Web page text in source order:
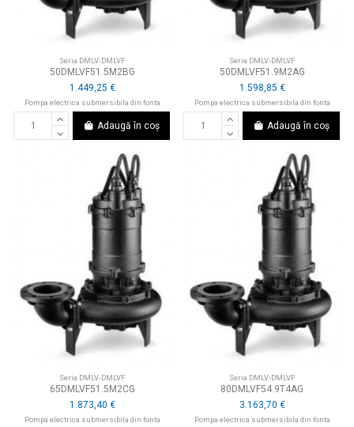
Seria DMLV-DMLVF
50DMLVF51.5M2BG
1.449,25 €
Pompa electrica submersibila din fonta
Adaugă în coș
Seria DMLV-DMLVF
50DMLVF51.9M2AG
1.598,85 €
Pompa electrica submersibila din fonta
Adaugă în coș
Seria DMLV-DMLVF
65DMLVF51.5M2CG
1.873,40 €
Pompa electrica submersibila din fonta
Seria DMLV-DMLVF
80DMLVF54.9T4AG
3.163,70 €
Pompa electrica submersibila din fonta